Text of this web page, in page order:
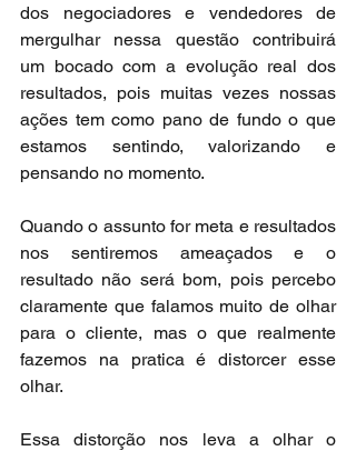
dos negociadores e vendedores de
mergulhar nessa questão contribuirá
um bocado com a evolução real dos
resultados, pois muitas vezes nossas
ações tem como pano de fundo o que
estamos sentindo, valorizando e
pensando no momento.
Quando o assunto for meta e resultados
nos sentiremos ameaçados e o
resultado não será bom, pois percebo
claramente que falamos muito de olhar
para o cliente, mas o que realmente
fazemos na pratica é distorcer esse
olhar.
Essa distorção nos leva a olhar o